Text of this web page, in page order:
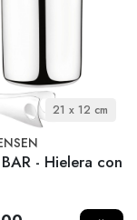
21 x 12 cm
- Hielera con